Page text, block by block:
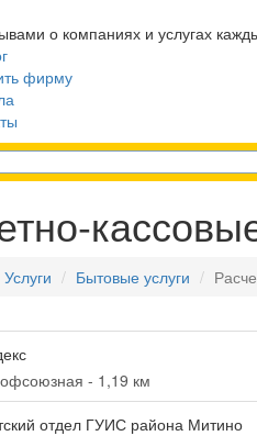
о компаниях и услугах
фирму
Услуги Бытовые услуги
- 1,19 км
отдел ГУИС района Митино